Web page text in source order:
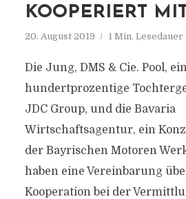
KOOPERIERT
20. August 2019 1 Min. Lesedauer
Die Jung, DMS & Cie. Pool,
hundertprozentige
JDC Group, und die Bavaria
Wirtschaftsagentur, ein
der Bayrischen Motoren
haben eine Vereinbarung
Kooperation bei der